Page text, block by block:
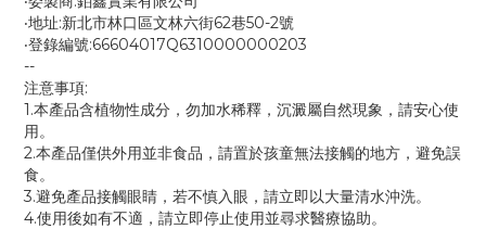
‧地址:新北市林口區文林六街62巷50-2號
‧登錄編號:66604017Q6310000000203
--
注意事項:
1.本產品含植物性成分，勿加水稀釋，沉澱屬自然現象，請安心使
用。
2.本產品僅供外用並非食品，請置於孩童無法接觸的地方，避免誤
食。
3.避免產品接觸眼睛，若不慎入眼，請立即以大量清水沖洗。
4.使用後如有不適，請立即停止使用並尋求醫療協助。